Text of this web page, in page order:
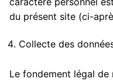
du présent site (ci-
Collecte des
Le fondement légal